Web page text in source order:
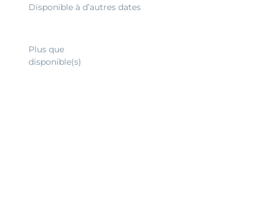
Disponible à d’autres dates
Plus que
disponible(s)